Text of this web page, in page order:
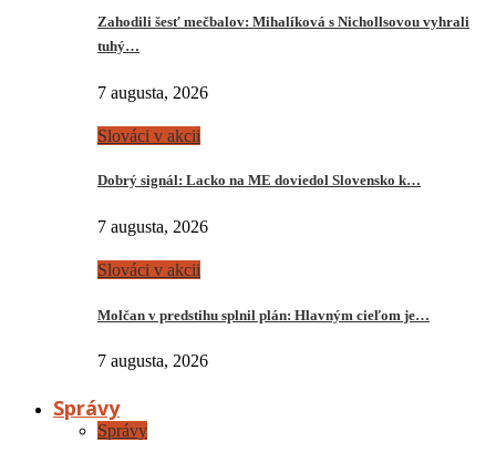
Zahodili šesť mečbalov: Mihalíková s Nichollsovou vyhrali
tuhý…
7 augusta, 2026
Slováci v akcii
Dobrý signál: Lacko na ME doviedol Slovensko k…
7 augusta, 2026
Slováci v akcii
Molčan v predstihu splnil plán: Hlavným cieľom je…
7 augusta, 2026
Správy
Správy